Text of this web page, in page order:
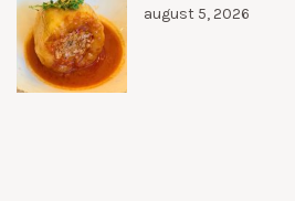
august 5, 2026